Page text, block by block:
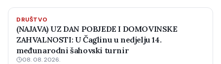
DRUŠTVO
(NAJAVA) UZ DAN POBJEDE I DOMOVINSKE
ZAHVALNOSTI: U Čaglinu u nedjelju 14.
međunarodni šahovski turnir
08. 08. 2026.